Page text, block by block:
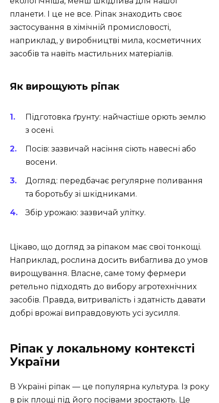
планети. І це не все. Ріпак знаходить своє
застосування в хімічній промисловості,
наприклад, у виробництві мила, косметичних
засобів та навіть мастильних матеріалів.
Як вирощують ріпак
Підготовка ґрунту: найчастіше орють землю
з осені.
Посів: зазвичай насіння сіють навесні або
восени.
Догляд: передбачає регулярне поливання
та боротьбу зі шкідниками.
Збір урожаю: зазвичай улітку.
Цікаво, що догляд за ріпаком має свої тонкощі.
Наприклад, рослина досить вибаглива до умов
вирощування. Власне, саме тому фермери
ретельно підходять до вибору агротехнічних
засобів. Правда, витривалість і здатність давати
добрі врожаї виправдовують усі зусилля.
Ріпак у локальному контексті
України
В Україні ріпак — це популярна культура. Із року
в рік площі під його посівами зростають. Це